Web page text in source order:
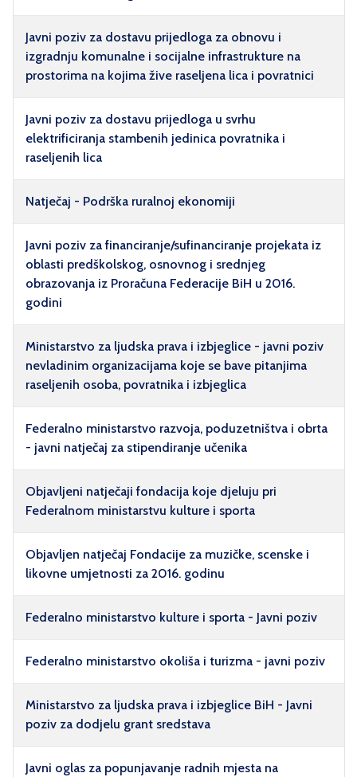
Javni poziv za dostavu prijedloga za obnovu i
izgradnju komunalne i socijalne infrastrukture na
prostorima na kojima žive raseljena lica i povratnici
Javni poziv za dostavu prijedloga u svrhu
elektrificiranja stambenih jedinica povratnika i
raseljenih lica
Natječaj - Podrška ruralnoj ekonomiji
Javni poziv za financiranje/sufinanciranje projekata iz
oblasti predškolskog, osnovnog i srednjeg
obrazovanja iz Proračuna Federacije BiH u 2016.
godini
Ministarstvo za ljudska prava i izbjeglice - javni poziv
nevladinim organizacijama koje se bave pitanjima
raseljenih osoba, povratnika i izbjeglica
Federalno ministarstvo razvoja, poduzetništva i obrta
- javni natječaj za stipendiranje učenika
Objavljeni natječaji fondacija koje djeluju pri
Federalnom ministarstvu kulture i sporta
Objavljen natječaj Fondacije za muzičke, scenske i
likovne umjetnosti za 2016. godinu
Federalno ministarstvo kulture i sporta - Javni poziv
Federalno ministarstvo okoliša i turizma - javni poziv
Ministarstvo za ljudska prava i izbjeglice BiH - Javni
poziv za dodjelu grant sredstava
Javni oglas za popunjavanje radnih mjesta na